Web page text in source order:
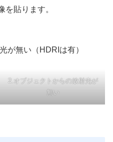
貼ります。
が無い（HDRIは有）
2.オブジェクトからの放射光が
無い